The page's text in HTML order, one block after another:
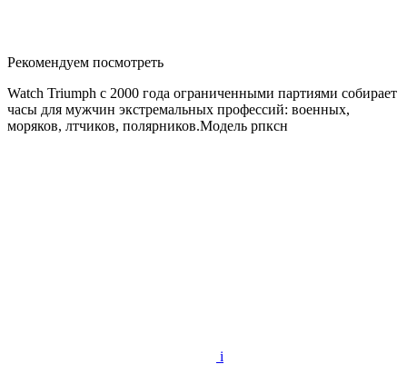
Рекомендуем посмотреть
Watch Triumph с 2000 года ограниченными партиями собирает
часы для мужчин экстремальных профессий: военных,
моряков, лтчиков, полярников.Модель рпксн
i